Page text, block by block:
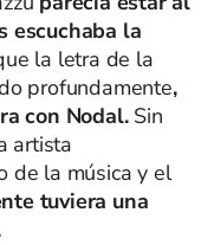
escuchaba la
la letra de la
profundamente,
con Nodal. Sin
artista
de la música y el
tuviera una